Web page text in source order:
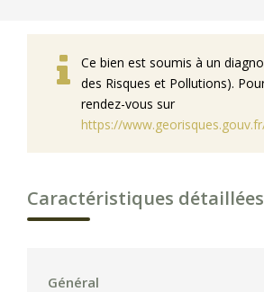
Ce bien est soumis à un
des Risques et Pollutions).
rendez-vous sur
https://
Caractéristiques détaillées
Général